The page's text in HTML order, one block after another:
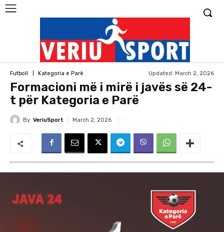
Futboll Kategoria e Parë Updated: March 2, 2026
Formacioni më i mirë i javës së 24-
t për Kategoria e Parë
By VeriuSport March 2, 2026